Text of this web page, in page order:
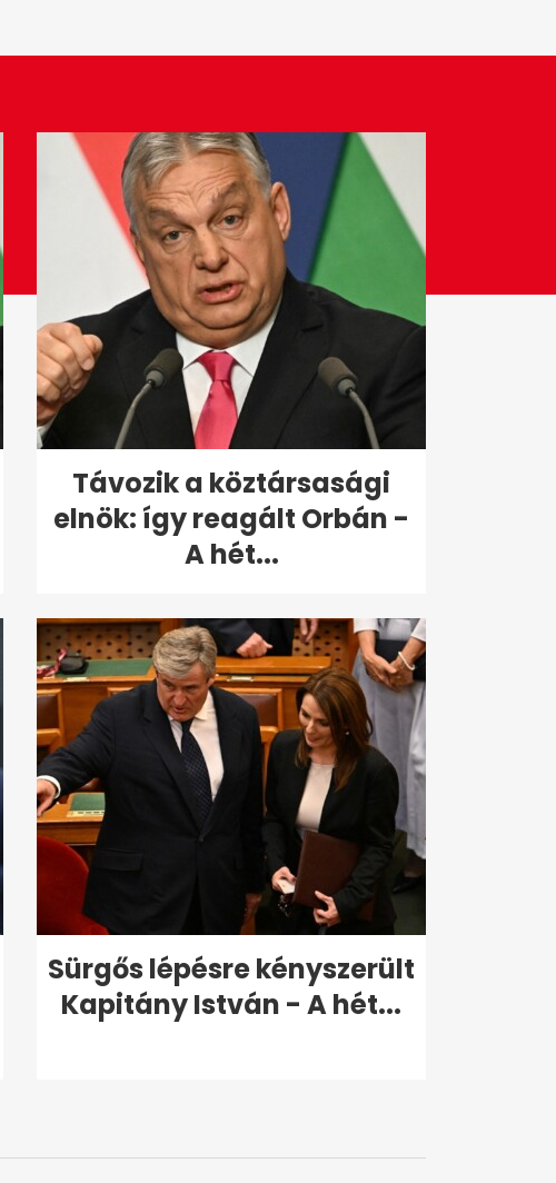
Távozik a köztársasági
elnök: így reagált Orbán -
A hét...
Sürgős lépésre kényszerült
Kapitány István - A hét...